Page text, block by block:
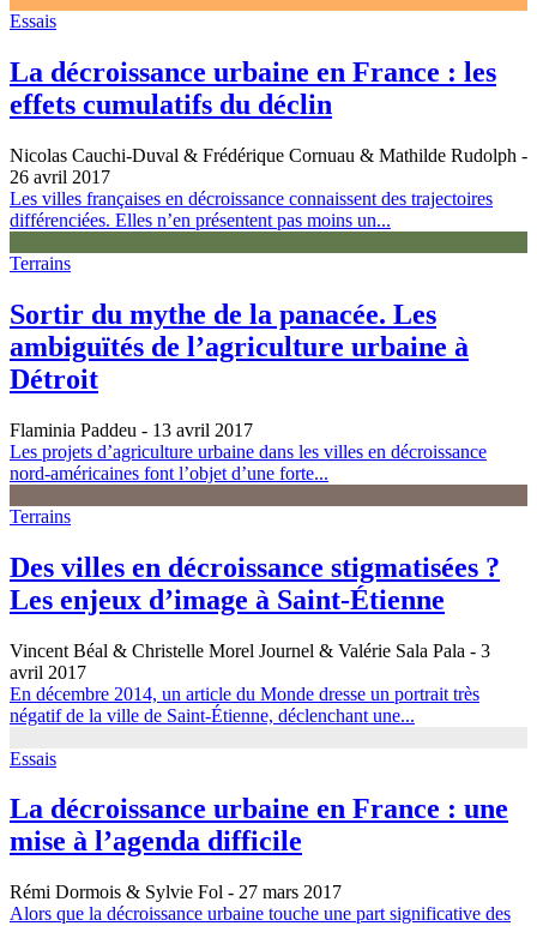
Essais
La décroissance urbaine en France : les
effets cumulatifs du déclin
Nicolas Cauchi-Duval & Frédérique Cornuau & Mathilde Rudolph -
26 avril 2017
Les villes françaises en décroissance connaissent des trajectoires
différenciées. Elles n’en présentent pas moins un...
Terrains
Sortir du mythe de la panacée. Les
ambiguïtés de l’agriculture urbaine à
Détroit
Flaminia Paddeu - 13 avril 2017
Les projets d’agriculture urbaine dans les villes en décroissance
nord-américaines font l’objet d’une forte...
Terrains
Des villes en décroissance stigmatisées ?
Les enjeux d’image à Saint-Étienne
Vincent Béal & Christelle Morel Journel & Valérie Sala Pala - 3
avril 2017
En décembre 2014, un article du Monde dresse un portrait très
négatif de la ville de Saint-Étienne, déclenchant une...
Essais
La décroissance urbaine en France : une
mise à l’agenda difficile
Rémi Dormois & Sylvie Fol - 27 mars 2017
Alors que la décroissance urbaine touche une part significative des